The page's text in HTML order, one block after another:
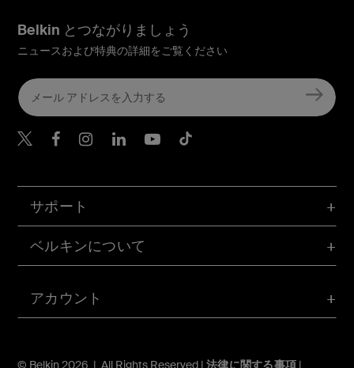
アカウント
サポート
ベルキンについて
© Belkin 2026 | All Rights Reserved | 法律に関する事項 |
Belkin とつながりましょう
ニュースおよび特典の詳細をご覧ください
Belkin Twitter
Belkin Facebook
Belkin Instagram
Belkin LinkedIn
Belkin Youtube
Belkin TikTok